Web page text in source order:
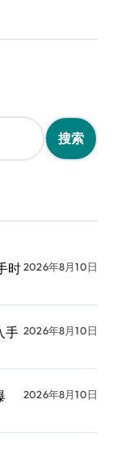
时2026年8月10日
手 2026年8月10日
2026年8月10日